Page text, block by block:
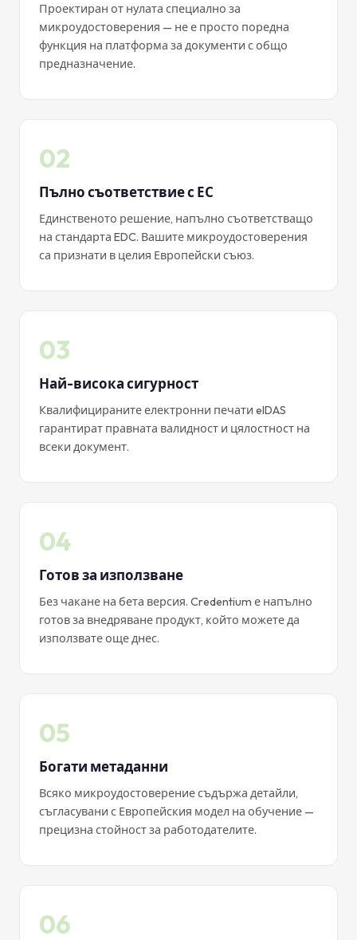
Проектиран от нулата специално за
микроудостоверения — не е просто поредна
функция на платформа за документи с общо
предназначение.
02
Пълно съответствие с ЕС
Единственото решение, напълно съответстващо
на стандарта EDC. Вашите микроудостоверения
са признати в целия Европейски съюз.
03
Най-висока сигурност
Квалифицираните електронни печати eIDAS
гарантират правната валидност и цялостност на
всеки документ.
04
Готов за използване
Без чакане на бета версия. Credentium е напълно
готов за внедряване продукт, който можете да
използвате още днес.
05
Богати метаданни
Всяко микроудостоверение съдържа детайли,
съгласувани с Европейския модел на обучение —
прецизна стойност за работодателите.
06